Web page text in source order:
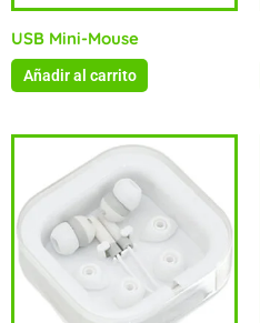
USB Mini-Mouse
Añadir al carrito